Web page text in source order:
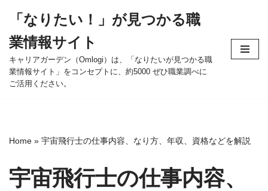
ン
テ
ン
ツ
ッ
「なりたい！」が見つかる職
業情報サイト
キャリアガーデン（Omlogi）は、「なりたいが見つかる職
業情報サイト」をコンセプトに、約5000 ぜひ職業調べに
ご活用ください。
Home » 宇宙飛行士の仕事内容、なり方、年収、資格などを解説
宇宙飛行士の仕事内容、